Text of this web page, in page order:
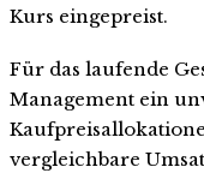
Kurs eingepreist.
Für das laufende
Management ein
vergleichbare